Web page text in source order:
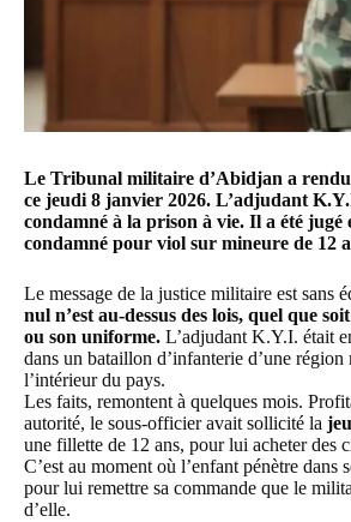
Le Tribunal militaire d’Abidjan a
ce jeudi 8 janvier 2026. L’adjudant
condamné à la prison à vie. Il a été jugé
condamné pour viol sur mineure de 12
Le message de la justice militaire est sans
nul n’est au-dessus des lois, quel que
ou son uniforme. L’adjudant K.Y.I. était
dans un bataillon d’infanterie d’une
l’intérieur du pays.
Les faits, remontent à quelques mois.
autorité, le sous-officier avait sollicité la
une fillette de 12 ans, pour lui acheter des
C’est au moment où l’enfant pénètre dans
pour lui remettre sa commande que le
d’elle.